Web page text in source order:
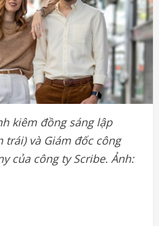
kiêm đồng sáng lập
trái) và Giám đốc công
của công ty Scribe. Ảnh: